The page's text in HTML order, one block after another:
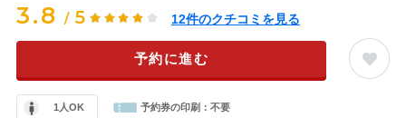
3.8 / 5 12件のクチコミを見る
予約に進む
1人OK 予約券の印刷： 不要